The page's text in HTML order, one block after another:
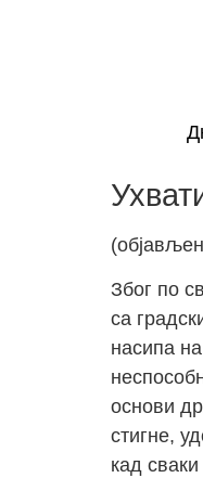
Због по
са
насипа
основи
стигне,
кад